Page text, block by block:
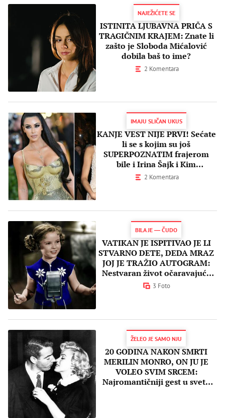
NAJEŽIĆETE SE
ISTINITA LJUBAVNA PRIČA S
TRAGIČNIM KRAJEM: Znate li
zašto je Sloboda Mićalović
dobila baš to ime?
2 Komentara
IMAJU SLIČAN UKUS
KANJE VEST NIJE PRVI! Sećate
li se s kojim su još
SUPERPOZNATIM frajerom
bile i Irina Šajk i Kim
Kardašijan?
2 Komentara
BILA JE ― ČUDO
VATIKAN JE ISPITIVAO JE LI
STVARNO DETE, DEDA MRAZ
JOJ JE TRAŽIO AUTOGRAM:
Nestvaran život očaravajuće
Širli Templ
3 Foto
ŽELEO JE SAMO NJU
20 GODINA NAKON SMRTI
MERILIN MONRO, ON JU JE
VOLEO SVIM SRCEM:
Najromantičniji gest u svetu